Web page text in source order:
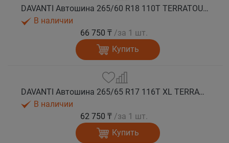
DAVANTI Автошина 265/60 R18 110T TERRATOURA A/T RBL RPR M+S
В наличии
66 750 ₸ /за 1 шт.
Купить
DAVANTI Автошина 265/65 R17 116T XL TERRATOURA A/T RBL RPR M+S
В наличии
62 750 ₸ /за 1 шт.
Купить